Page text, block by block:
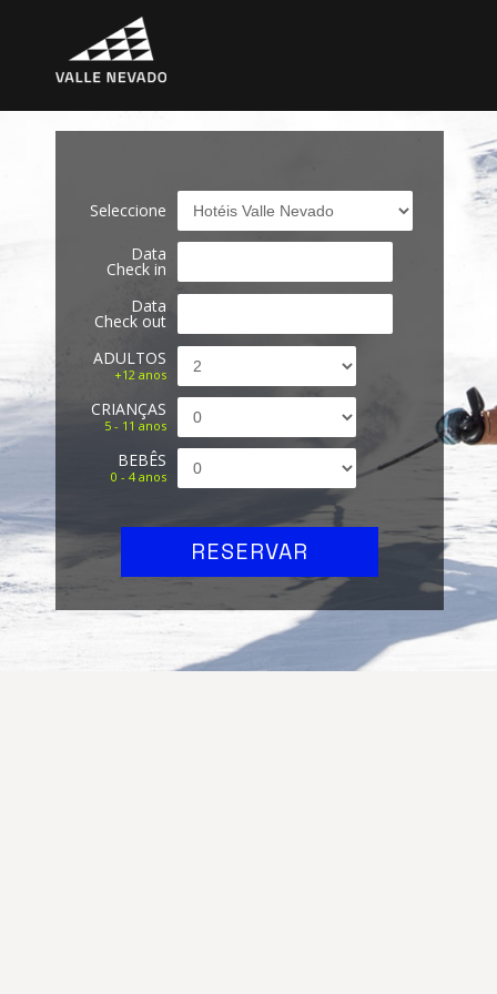
Seleccione
Data
Check in
Data
Check out
ADULTOS
+12 anos
CRIANÇAS
5 - 11 anos
BEBÊS
0 - 4 anos